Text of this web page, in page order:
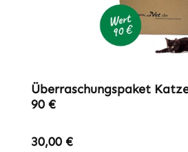
Überraschungspaket
90 €
Regulärer Preis:
30,00 €